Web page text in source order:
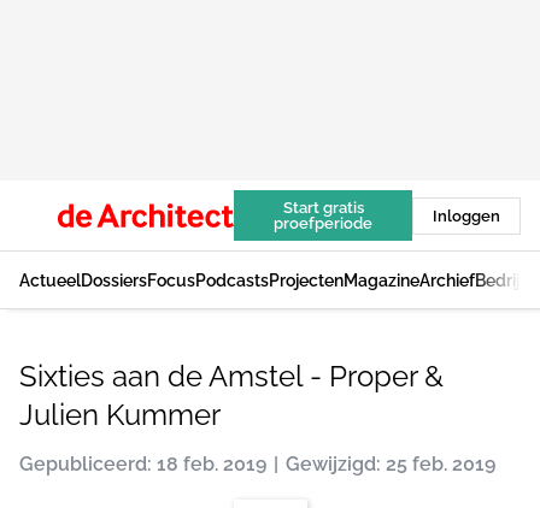
Start gratis
proefperiode
Inloggen
ActueelDossiersFocusPodcastsProjectenMagazineArchief
Sixties aan de Amstel - Proper &
Julien Kummer
Gepubliceerd: 18 feb. 2019 Gewijzigd: 25 feb. 2019